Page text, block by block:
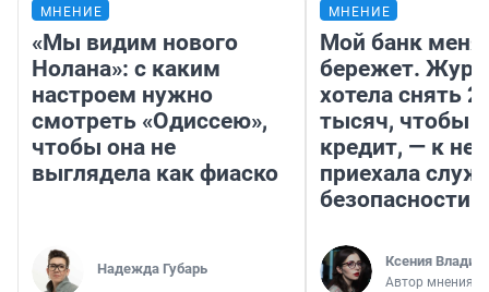
МНЕНИЕ
«Мы видим нового
Нолана»: с каким
настроем нужно
смотреть «Одиссею»,
чтобы она не
выглядела как фиаско
Надежда Губарь
МНЕНИЕ
Мой банк меня
бережет.
хотела снять
тысяч, чтобы
кредит, — к
приехала
безопасности
Ксения
Автор мнения